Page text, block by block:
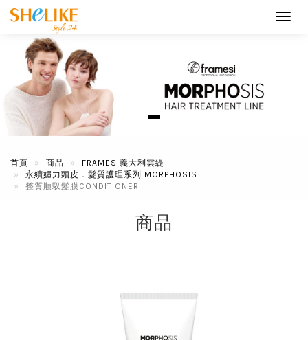
首頁 商品
FRAMESI義大利雲緹
永續媚力頭皮．髮質護理系列 MORPHOSIS
整質順馭髮膜CONDITIONER
商品